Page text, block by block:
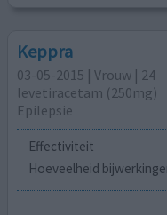
Keppra
03-05-2015 | Vrouw | 24
levetiracetam (250mg)
Epilepsie
Effectiviteit
Hoeveelheid